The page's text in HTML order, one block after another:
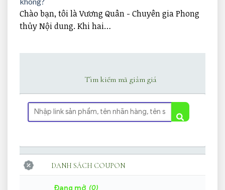
Chào bạn, tôi là Vương Quân - Chuyên gia Phong
thủy Nội dung. Khi hai…
Tìm kiếm mã giảm giá
DANH SÁCH COUPON
(0)